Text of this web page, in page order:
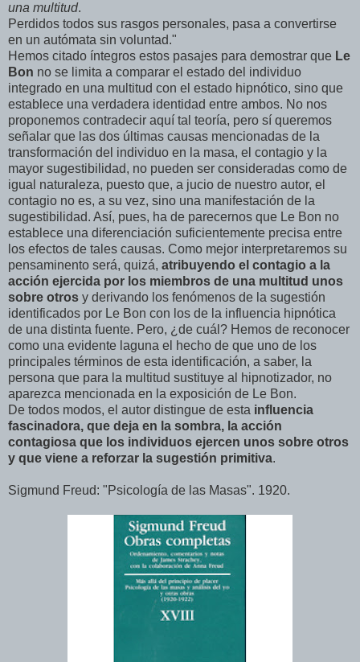
una multitud.
Perdidos todos sus rasgos personales, pasa a convertirse
en un autómata sin voluntad."
Hemos citado íntegros estos pasajes para demostrar que Le
Bon no se limita a comparar el estado del individuo
integrado en una multitud con el estado hipnótico, sino que
establece una verdadera identidad entre ambos. No nos
proponemos contradecir aquí tal teoría, pero sí queremos
señalar que las dos últimas causas mencionadas de la
transformación del individuo en la masa, el contagio y la
mayor sugestibilidad, no pueden ser consideradas como de
igual naturaleza, puesto que, a jucio de nuestro autor, el
contagio no es, a su vez, sino una manifestación de la
sugestibilidad. Así, pues, ha de parecernos que Le Bon no
establece una diferenciación suficientemente precisa entre
los efectos de tales causas. Como mejor interpretaremos su
pensaminento será, quizá, atribuyendo el contagio a la
acción ejercida por los miembros de una multitud unos
sobre otros y derivando los fenómenos de la sugestión
identificados por Le Bon con los de la influencia hipnótica
de una distinta fuente. Pero, ¿de cuál? Hemos de reconocer
como una evidente laguna el hecho de que uno de los
principales términos de esta identificación, a saber, la
persona que para la multitud sustituye al hipnotizador, no
aparezca mencionada en la exposición de Le Bon.
De todos modos, el autor distingue de esta influencia
fascinadora, que deja en la sombra, la acción
contagiosa que los individuos ejercen unos sobre otros
y que viene a reforzar la sugestión primitiva.
Sigmund Freud: "Psicología de las Masas". 1920.